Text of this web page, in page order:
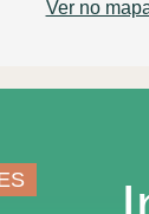
Ver no